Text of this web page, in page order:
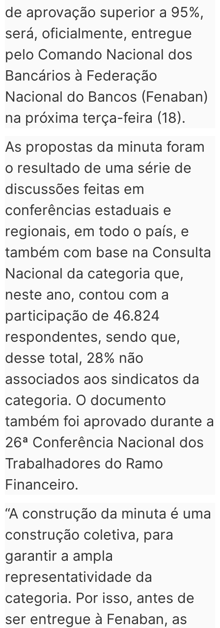
de aprovação superior a 95%,
será, oficialmente, entregue
pelo Comando Nacional dos
Bancários à Federação
Nacional do Bancos (Fenaban)
na próxima terça-feira (18).
As propostas da minuta foram
o resultado de uma série de
discussões feitas em
conferências estaduais e
regionais, em todo o país, e
também com base na Consulta
Nacional da categoria que,
neste ano, contou com a
participação de 46.824
respondentes, sendo que,
desse total, 28% não
associados aos sindicatos da
categoria. O documento
também foi aprovado durante a
26ª Conferência Nacional dos
Trabalhadores do Ramo
Financeiro.
“A construção da minuta é uma
construção coletiva, para
garantir a ampla
representatividade da
categoria. Por isso, antes de
ser entregue à Fenaban, as